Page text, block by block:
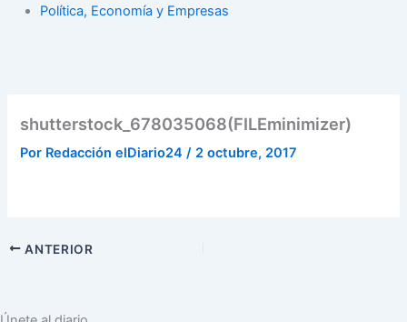
Política, Economía y Empresas
shutterstock_678035068(FILEminimizer)
Por Redacción elDiario24/ 2 octubre, 2017
ANTERIOR